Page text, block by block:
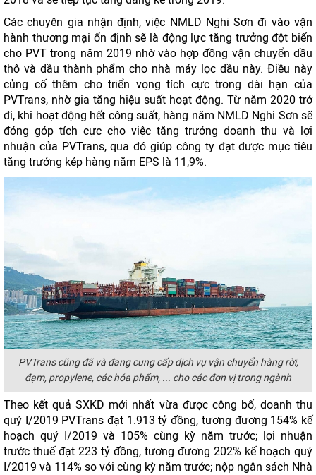
Các chuyên gia nhận định, việc NMLD Nghi Sơn đi vào vận
hành thương mại ổn định sẽ là động lực tăng trưởng đột biến
cho PVT trong năm 2019 nhờ vào hợp đồng vận chuyển dầu
thô và dầu thành phẩm cho nhà máy lọc dầu này. Điều này
củng cố thêm cho triển vọng tích cực trong dài hạn của
PVTrans, nhờ gia tăng hiệu suất hoạt động. Từ năm 2020 trở
đi, khi hoạt động hết công suất, hàng năm NMLD Nghi Sơn sẽ
đóng góp tích cực cho việc tăng trưởng doanh thu và lợi
nhuận của PVTrans, qua đó giúp công ty đạt được mục tiêu
tăng trưởng kép hàng năm EPS là 11,9%.
PVTrans cũng đã và đang cung cấp dịch vụ vận chuyển hàng rời,
đạm, propylene, các hóa phẩm, ... cho các đơn vị trong ngành
Theo kết quả SXKD mới nhất vừa được công bố, doanh thu
quý I/2019 PVTrans đạt 1.913 tỷ đồng, tương đương 154% kế
hoạch quý I/2019 và 105% cùng kỳ năm trước; lợi nhuận
trước thuế đạt 223 tỷ đồng, tương đương 202% kế hoạch quý
I/2019 và 114% so với cùng kỳ năm trước; nộp ngân sách Nhà